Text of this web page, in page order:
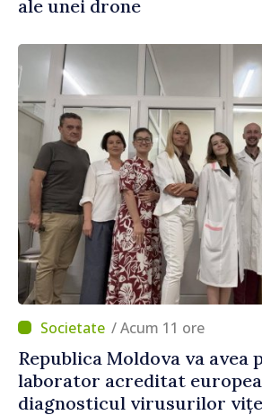
ale unei drone
/ Acum 11 ore
Republica Moldova va avea
laborator acreditat
diagnosticul virusurilor